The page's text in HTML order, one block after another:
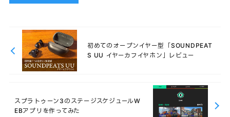
初めてのオープンイヤー型「SOUNDPEAT
S UU イヤーカフイヤホン」レビュー
スプラトゥーン3のステージスケジュールW
EBアプリを作ってみた